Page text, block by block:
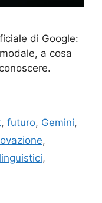
di Google:
a cosa
,futuro, Gemini,
,
,